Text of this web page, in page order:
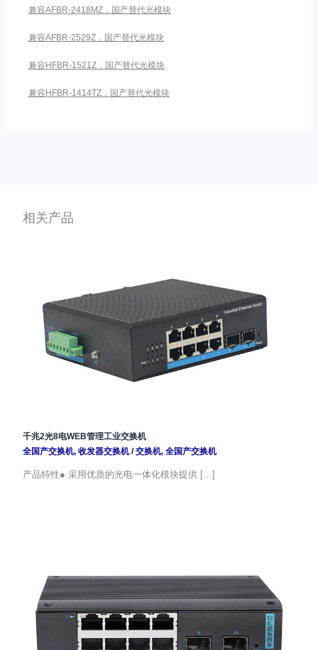
兼容AFBR-2418MZ，国产替代光模块
兼容AFBR-2529Z，国产替代光模块
兼容HFBR-1521Z，国产替代光模块
兼容HFBR-1414TZ，国产替代光模块
相关产品
千兆2光8电WEB管理工业交换机
全国产交换机, 收发器交换机/交换机, 全国产交换机
产品特性● 采用优质的光电一体化模块提供 […]